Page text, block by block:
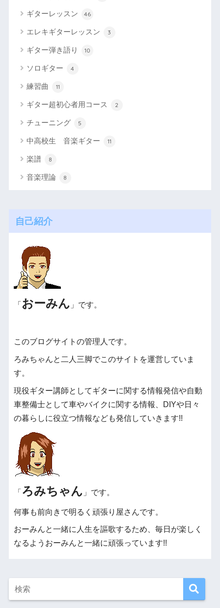
ギターレッスン 46
エレキギターレッスン 3
ギター弾き語り 10
ソロギター 4
練習曲 11
ギター超初心者用コース 2
チューニング 5
中高校生 音楽ギター 11
楽譜 8
音楽理論 8
自己紹介
「 おーみん 」です。
このブログサイトの管理人です。
ろみちゃんと二人三脚でこのサイトを運営していま
す。
現役ギター講師としてギターに関する情報発信や自動
車整備士として車やバイクに関する情報、DIYや日々
の暮らしに役立つ情報なども発信していきます!!
「 ろみちゃん 」です。
何事も前向きで明るく頑張り屋さんです。
おーみんと一緒に人生を謳歌するため、毎日が楽しく
なるようおーみんと一緒に頑張っています!!